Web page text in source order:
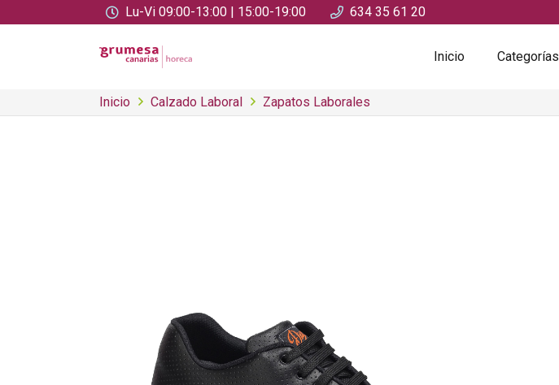
Lu-Vi 09:00-13:00 | 15:00-19:00 634 35 61 20
Inicio Categorías
Inicio Calzado Laboral Zapatos Laborales